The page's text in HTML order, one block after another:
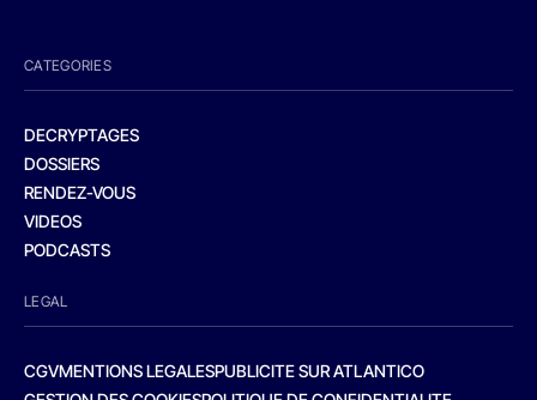
CATEGORIES
DECRYPTAGES
DOSSIERS
RENDEZ-VOUS
VIDEOS
PODCASTS
LEGAL
CGVMENTIONS LEGALESPUBLICITE SUR ATLANTICO